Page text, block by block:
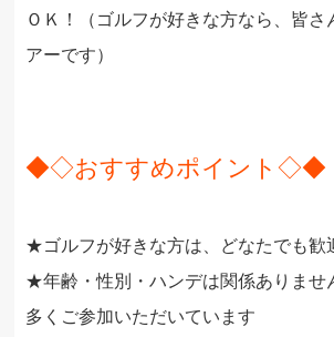
ＯＫ！（ ゴルフが好きな方なら、皆さ
アーです）
◆◇おすすめポイント◇◆
★ゴルフが好きな方は、どなたでも歓
★年齢・性別・ハンデは関係ありませ
多くご参加いただいています